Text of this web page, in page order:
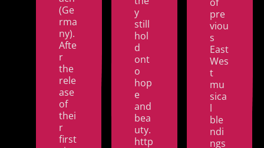
(Ge
rma
ny).
Afte
r
the
rele
ase
of
thei
r
first
y
still
hol
d
ont
o
hop
e
and
bea
uty.
http
pre
viou
s
East
Wes
t
mu
sica
l
ble
ndi
ngs